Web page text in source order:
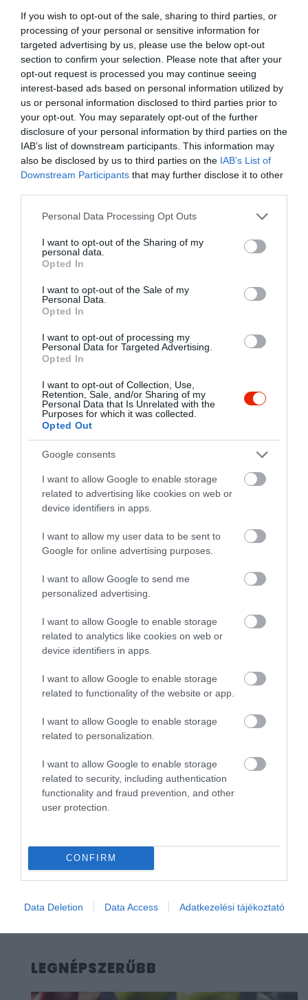
If you wish to opt-out of the sale, sharing to third parties, or
processing of your personal or sensitive information for
targeted advertising by us, please use the below opt-out
section to confirm your selection. Please note that after your
opt-out request is processed you may continue seeing
interest-based ads based on personal information utilized by
us or personal information disclosed to third parties prior to
your opt-out. You may separately opt-out of the further
disclosure of your personal information by third parties on the
IAB’s list of downstream participants. This information may
also be disclosed by us to third parties on the IAB’s List of
Downstream Participants that may further disclose it to other
Please note that this website/app uses one or more Google
not limited to your visit or usage behaviour. You may click to
grant or deny consent to Google and its third-party tags to
use your data for below specified purposes in below Google
consent section.
Personal Data Processing Opt Outs
I want to opt-out of the Sharing of my
personal data.
Opted In
I want to opt-out of the Sale of my
Personal Data.
Opted In
I want to opt-out of processing my
Personal Data for Targeted Advertising.
Opted In
I want to opt-out of Collection, Use,
Retention, Sale, and/or Sharing of my
Personal Data that Is Unrelated with the
Purposes for which it was collected.
Opted Out
Google consents
I want to allow Google to enable storage
related to advertising like cookies on web or
device identifiers in apps.
I want to allow my user data to be sent to
Google for online advertising purposes.
I want to allow Google to send me
personalized advertising.
I want to allow Google to enable storage
related to analytics like cookies on web or
device identifiers in apps.
I want to allow Google to enable storage
related to functionality of the website or app.
I want to allow Google to enable storage
related to personalization.
I want to allow Google to enable storage
related to security, including authentication
functionality and fraud prevention, and other
user protection.
CONFIRM
Data Deletion Data Access Adatkezelési tájékoztató
KULCSSZAVAK
#banán #fagyasztottbanán
#mochi
#rizs #savanyúság
alapanyag
albánia
alkohol alkoholmentes
állatieredetűétel
alma
alufólia
boldogság
bor borászat borsó
brokkoli
budapest
burrata
címkék
citrom citrusfélék coca-cola
csalán
csokoládé
cukor cukorbetegseg
egyszerűek: tészta, pecorino romano, frissen
őrölt fekete bors és egy kevés a főzővízből. Az
elkészítése viszont odafigyelést igényel, mert a
megfelelő állag eléréséhez pontos technika kell.
Bourdain Rómában, a Trastevere negyedben
találhatóRoma Sparitaétteremben kóstolta
meg, ahol nem hagyományos módon, hanem
ropogós sajtkosárban tálalják. Nem véletlen,
hogy a sztárséf „a világ történetének
legjobbjának” nevezte. A titok a szósz állagában
rejlik. A sajtot a főzővízzel kell összedolgozni,
hogy krémes, sima bevonat kerüljön a tésztára.
Ha ez nem sikerül, könnyen csomós marad,írja
A római étteremben először vajat olvasztanak,
röviden megpirítanak. Ezután kerül bele a tészta
főzővize, majd maga a tészta, amit alaposan
átforgatnak az illatos, borsos alapban. Végül
bőséges mennyiségű, finomra reszelt pecorino
romano kerül rá. Ez beleolvad a szószba, ettől
Tálaláskor még egy adag sajt kerül a tetejére. Ez
a fogás jól mutatja, mit tartott Bourdain igazán jó
ételnek: egyszerű alapanyagok, letisztult ízek és
gondos elkészítés.
Képek forrása:Unsplash
LEGNÉPSZERŰBB